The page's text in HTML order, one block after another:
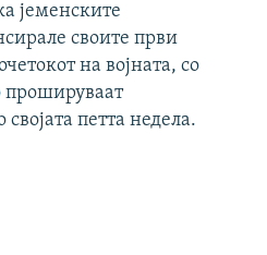
јеменските
своите први
на војната, со
прошируваат
својата петта недела.